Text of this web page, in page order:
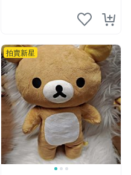
拍賣新星